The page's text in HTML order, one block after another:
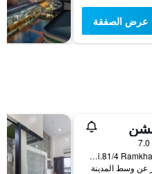
عرض الصفقة
5 Soi.81/4 Ramkhamhang R., بانكوك, تايلاند